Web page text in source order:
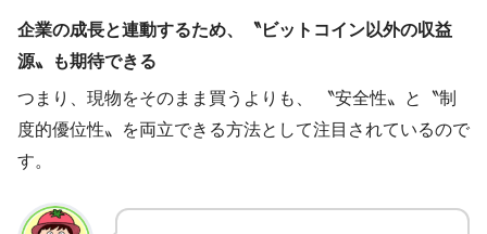
企業の成長と連動するため、〝ビットコイン以外の収益
源〟も期待できる
つまり、現物をそのまま買うよりも、 〝安全性〟と〝制
度的優位性〟を両立できる方法として注目されているので
す。